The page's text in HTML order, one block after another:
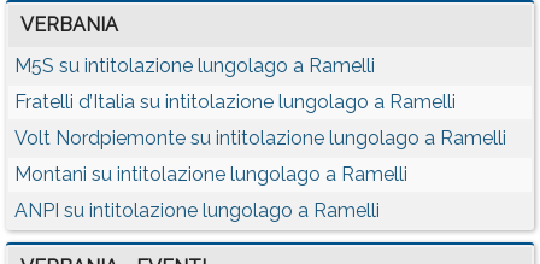
VERBANIA
M5S su intitolazione lungolago a Ramelli
Fratelli d’Italia su intitolazione lungolago a Ramelli
Volt Nordpiemonte su intitolazione lungolago a Ramelli
Montani su intitolazione lungolago a Ramelli
ANPI su intitolazione lungolago a Ramelli